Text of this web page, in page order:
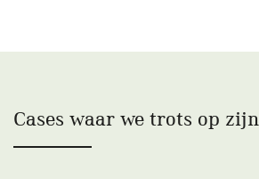
Cases waar we trots op zijn